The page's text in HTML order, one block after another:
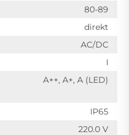
80-89
direkt
AC/DC
I
A++, A+, A (LED)
IP65
220.0 V